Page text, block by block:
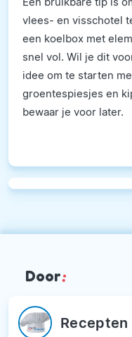
vlees- en visschotel
een koelbox met
snel vol. Wil je dit
idee om te starten
groentespiesjes en
bewaar je voor later.
Door:
Recepten